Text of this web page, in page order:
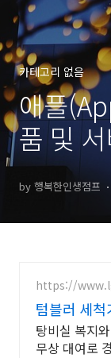
카테고리 없음
애플
품 및
임
by 행복한인생점프
https://
텀블러 세척
이컵 무상
탕비실 복지
무상 대여로